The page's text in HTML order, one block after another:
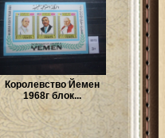
Королевство Йемен
1968г блок...